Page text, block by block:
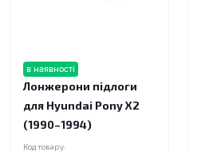
в наявності
Лонжерони підлоги
для Hyundai Pony X2
(1990–1994)
Код товару: